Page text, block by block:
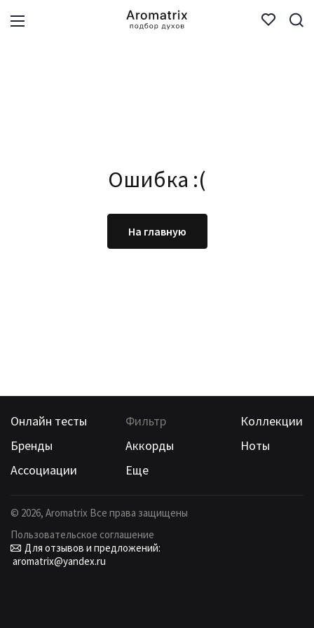
Ошибка :(
На главную
Онлайн тесты Фильтр
Коллекции
Бренды
Аккорды
Ноты
Ассоциации
Еще
© 2026, Aromatrix Все права защищены
Пользовательское соглашение
Для отзывов и предложений:
aromatrix@yandex.ru